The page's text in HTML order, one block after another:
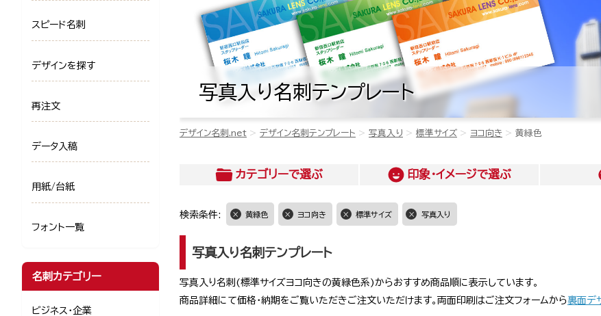
写真入り名刺テンプレート
デザイン名刺.net デザイン名刺テンプレート 写真入り 標準サイズ ヨコ向き 黄緑色
カテゴリーで選ぶ 印象・イメージで選ぶ
検索条件: 黄緑色 ヨコ向き 標準サイズ 写真入り
写真入り名刺テンプレート
写真入り名刺(標準サイズヨコ向きの黄緑色系)からおすすめ商品順に表示しています。
商品詳細にて価格・納期をご覧いただきご注文いただけます。両面印刷はご注文フォームから裏面デ
スピード名刺
デザインを探す
再注文
データ入稿
用紙/台紙
フォント一覧
名刺カテゴリー
ビジネス・企業